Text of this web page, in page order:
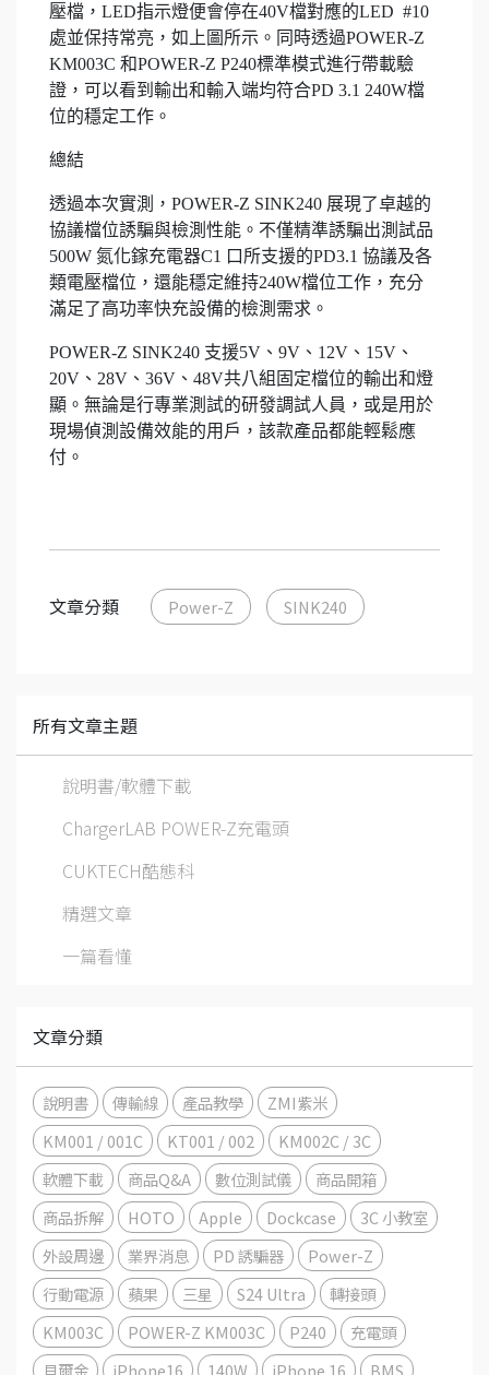
壓檔，LED指示燈便會停在40V檔對應的LED #10
處並保持常亮，如上圖所示。同時透過POWER-Z
KM003C 和POWER-Z P240標準模式進行帶載驗
證，可以看到輸出和輸入端均符合PD 3.1 240W檔
位的穩定工作。
總結
透過本次實測，POWER-Z SINK240 展現了卓越的
協議檔位誘騙與檢測性能。不僅精準誘騙出測試品
500W 氮化鎵充電器C1 口所支援的PD3.1 協議及各
類電壓檔位，還能穩定維持240W檔位工作，充分
滿足了高功率快充設備的檢測需求。
POWER-Z SINK240 支援5V、9V、12V、15V、
20V、28V、36V、48V共八組固定檔位的輸出和燈
顯。無論是行專業測試的研發調試人員，或是用於
現場偵測設備效能的用戶，該款產品都能輕鬆應
付。
文章分類 Power-Z SINK240
所有文章主題
說明書/軟體下載
ChargerLAB POWER-Z充電頭
CUKTECH酷態科
精選文章
一篇看懂
文章分類
說明書 傳輸線 產品教學
ZMI紫米
KM001 / 001C
KT001 / 002
KM002C / 3C
軟體下載
商品Q&A 數位測試儀
商品開箱
商品拆解
HOTO Apple Dockcase
3C 小教室
外設周邊
業界消息 PD 誘騙器
Power-Z
行動電源
蘋果 三星 S24 Ultra
轉接頭
KM003C
POWER-Z KM003C P240
充電頭
貝爾金
iPhone16 140W iPhone 16 BMS